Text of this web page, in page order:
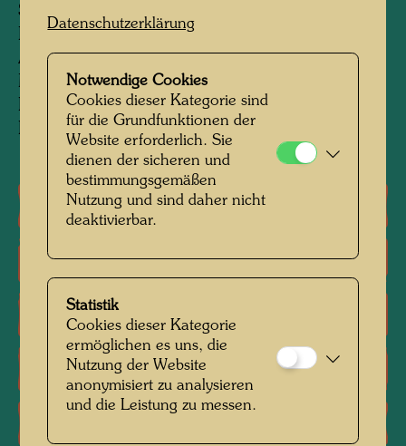
Sammlung:
KunstHausWien, Vienna
Albertina, Vienna
Museum der Moderne - Rupertinum, Salzburg
Private collection JOMA
Peter Infeld Privatstiftung, Vienna
Einzelausstellungen
Gruppenausstellungen
Literatur: Monographien
Literatur: Ausstellungskataloge
Datenschutzerklärung
Notwendige Cookies
Cookies dieser Kategorie sind
für die Grundfunktionen der
Website erforderlich. Sie
dienen der sicheren und
bestimmungsgemäßen
Nutzung und sind daher nicht
deaktivierbar.
Statistik
Cookies dieser Kategorie
ermöglichen es uns, die
Nutzung der Website
anonymisiert zu analysieren
und die Leistung zu messen.